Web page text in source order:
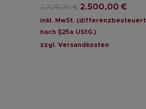
2.729,00€ 2.500,00 €
inkl. MwSt. (differenzbesteuert
nach §25a UStG.)
zzgl. Versandkosten